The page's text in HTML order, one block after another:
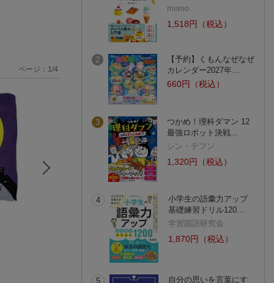
シャチ学
村山 司
海洋生物学マニ
ル
ページ： 1 /4
momo
1,518円（税込）
2
【予約】くもんなぜなぜ
カレンダー2027年…
660円（税込）
3
つかめ！理科ダマン 12
最強ロボット決戦…
シン・テフン
1,320円（税込）
4
小学生の語彙力アップ
基礎練習ドリル120…
学習国語研究会
1,870円（税込）
5
自分の思いを言葉にす